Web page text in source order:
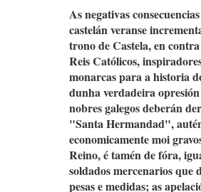
As negativas
castelán veranse
trono de Castela, en
Reis Católicos,
monarcas para a historia
dunha verdadeira
nobres galegos deberán
"Santa Hermandad",
economicamente moi
Reino, é tamén de fóra,
soldados mercenarios que
pesas e medidas; as